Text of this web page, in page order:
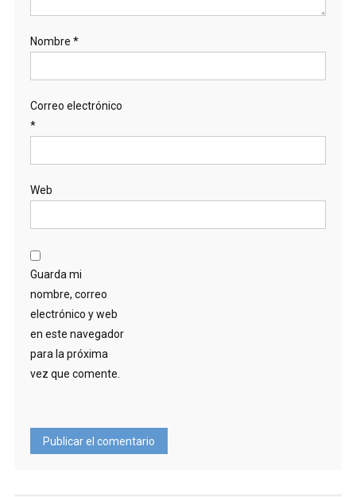
Nombre *
Correo electrónico
*
Web
Guarda mi
nombre, correo
electrónico y web
en este navegador
para la próxima
vez que comente.